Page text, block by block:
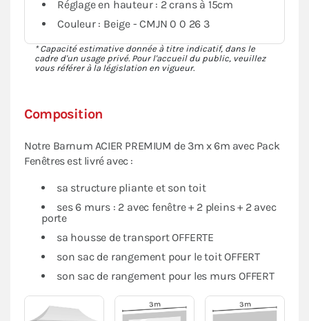
Composition
Notre Barnum ACIER PREMIUM de 3m x 6m avec Pack
Fenêtres est livré avec :
sa structure pliante et son toit
ses 6 murs : 2 avec fenêtre + 2 pleins + 2 avec
porte
sa housse de transport OFFERTE
son sac de rangement pour le toit OFFERT
son sac de rangement pour les murs OFFERT
Réglage en hauteur : 2 crans à 15cm
Couleur : Beige - CMJN 0 0 26 3
* Capacité estimative donnée à titre indicatif, dans le
cadre d'un usage privé. Pour l'accueil du public, veuillez
vous référer à la législation en vigueur.